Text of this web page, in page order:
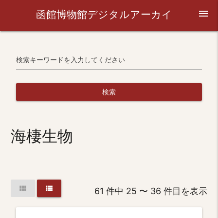
函館博物館デジタルアーカイ
menu
検索キーワードを入力してください
検索
海棲生物
view_module view_list 61 件中 25 〜 36 件目を表示